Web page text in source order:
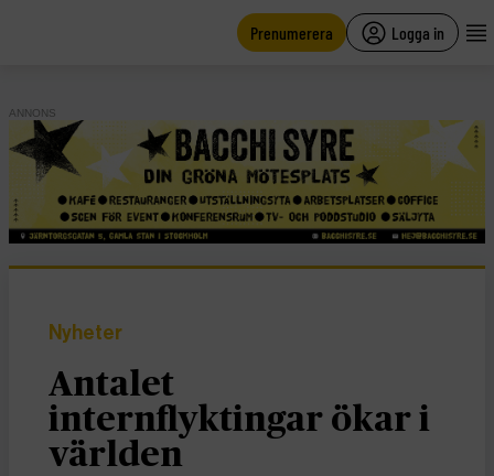
Prenumerera Logga in
ANNONS
Nyheter
Antalet
internflyktingar ökar i
världen